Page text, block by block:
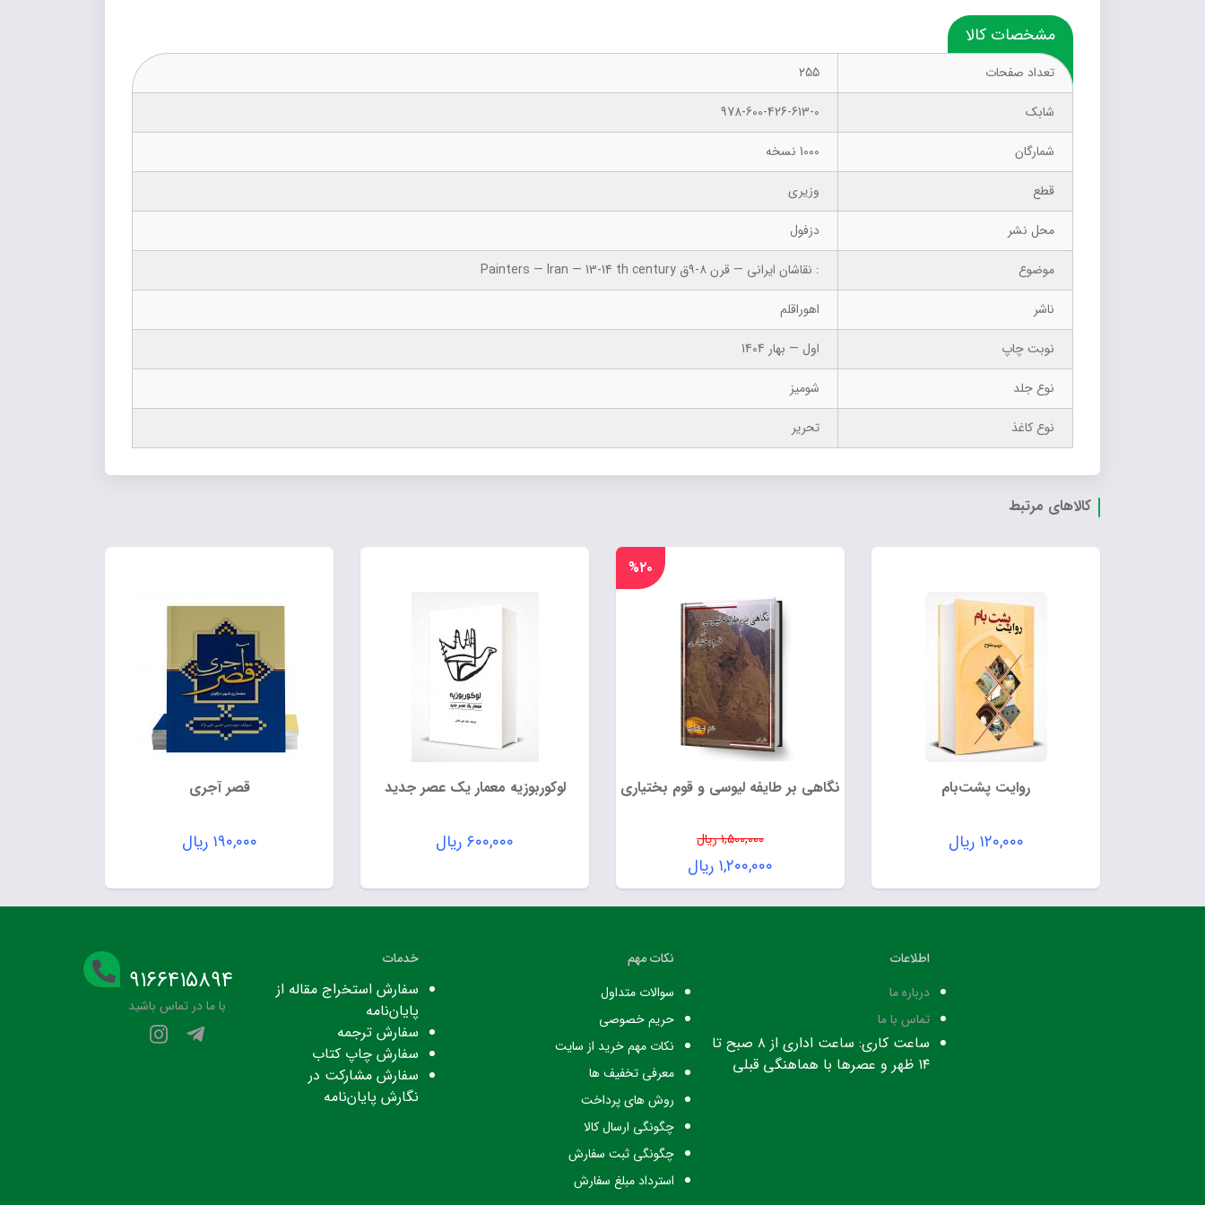
مشخصات کالا
تعداد صفحات
255
شابک
978-600-426-613-0
شمارگان
1000 نسخه
قطع
وزیری
محل نشر
دزفول
موضوع
: نقاشان ایرانی — ‏‫قرن ۸-۹ق Painters — Iran — 13-14 th century
ناشر
اهوراقلم
نوبت چاپ
اول — بهار 1404
نوع جلد
شومیز
نوع کاغذ
تحریر
کالاهای مرتبط
روایت پشت‌بام
۱۲۰,۰۰۰ ریال
نگاهی بر طایفه لیوسی و قوم بختیاری
۱,۵۰۰,۰۰۰ریال
Original
price
was:
۱,۲۰۰,۰۰۰ ریال
Current
price
%۲۰
لوکوربوزیه معمار یک عصر جدید
۶۰۰,۰۰۰ ریال
قصر آجری
۱۹۰,۰۰۰ ریال
اطلاعات
درباره ما
تماس با ما
ساعت کاری: ساعت اداری از ۸ صبح تا
۱۴ ظهر و عصرها با هماهنگی قبلی
نکات مهم
سوالات متداول
حریم خصوصی
نکات مهم خرید از سایت
معرفی تخفیف ها
روش های پرداخت
چگونگی ارسال کالا
چگونگی ثبت سفارش
استرداد مبلغ سفارش
خدمات
سفارش استخراج مقاله از
پایان‌نامه
سفارش ترجمه
سفارش چاپ کتاب
سفارش مشارکت در
نگارش پایان‌نامه
۹۱۶۶۴۱۵۸۹۴
با ما در تماس باشید